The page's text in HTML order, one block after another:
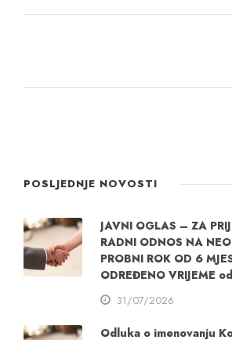
POSLJEDNJE NOVOSTI
JAVNI OGLAS – ZA
RADNI ODNOS NA
PROBNI ROK OD 6
ODREĐENO VRIJEME
31/07/2026
Odluka o imenovanju